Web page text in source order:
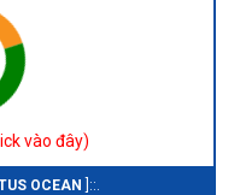
vào đây)
OCEAN ]::.